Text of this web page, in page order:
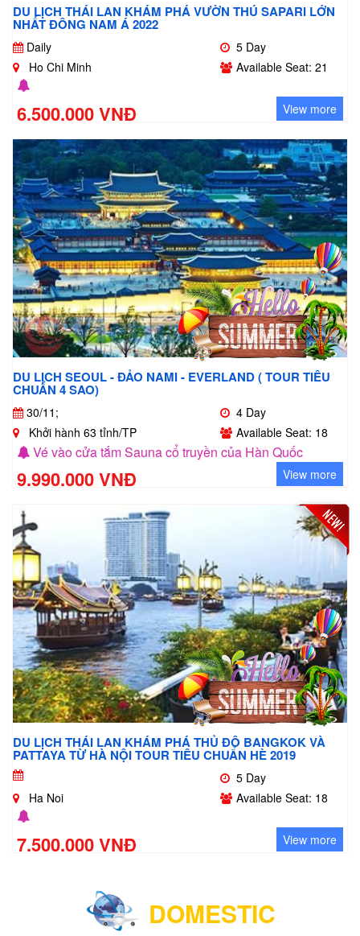
DU LỊCH THÁI LAN KHÁM PHÁ VƯỜN THÚ SAPARI LỚN
NHẤT ĐÔNG NAM Á 2022
Daily
5 Day
Ho Chi Minh
Available Seat: 21
6.500.000 VNĐ View more
DU LỊCH SEOUL - ĐẢO NAMI - EVERLAND ( TOUR TIÊU
CHUẨN 4 SAO)
30/11;
4 Day
Khởi hành 63 tỉnh/TP
Available Seat: 18
Vé vào cửa tắm Sauna cổ truyền của Hàn Quốc
9.990.000 VNĐ View more
DU LỊCH THÁI LAN KHÁM PHÁ THỦ ĐÔ BANGKOK VÀ
PATTAYA TỪ HÀ NỘI TOUR TIÊU CHUẨN HÈ 2019
5 Day
Ha Noi
Available Seat: 18
7.500.000 VNĐ View more
DOMESTIC